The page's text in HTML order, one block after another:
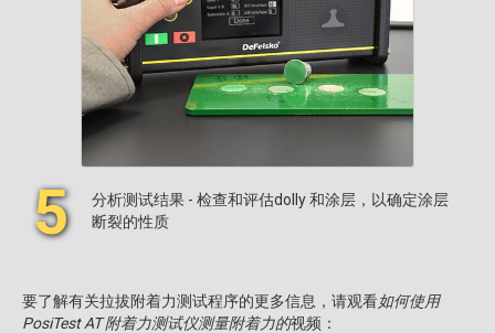
5
分析测试结果 - 检查和评估dolly 和涂层，以确定涂层
断裂的性质
要了解有关拉拔附着力测试程序的更多信息，请观看如何使用
PosiTest AT 附着力测试仪测量附着力的视频：